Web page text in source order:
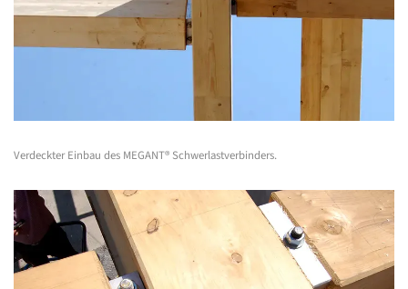
Verdeckter Einbau des MEGANT® Schwerlastverbinders.